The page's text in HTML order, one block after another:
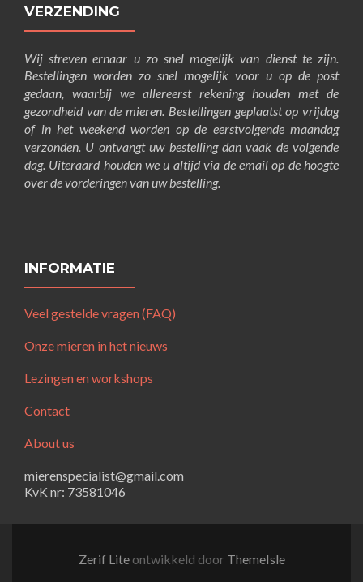
VERZENDING
Wij streven ernaar u zo snel mogelijk van dienst te zijn.
Bestellingen worden zo snel mogelijk voor u op de post
gedaan, waarbij we allereerst rekening houden met de
gezondheid van de mieren. Bestellingen geplaatst op vrijdag
of in het weekend worden op de eerstvolgende maandag
verzonden. U ontvangt uw bestelling dan vaak de volgende
dag. Uiteraard houden we u altijd via de email op de hoogte
over de vorderingen van uw bestelling.
INFORMATIE
Veel gestelde vragen (FAQ)
Onze mieren in het nieuws
Lezingen en workshops
Contact
About us
mierenspecialist@gmail.com
KvK nr: 73581046
Zerif Lite ontwikkeld door ThemeIsle